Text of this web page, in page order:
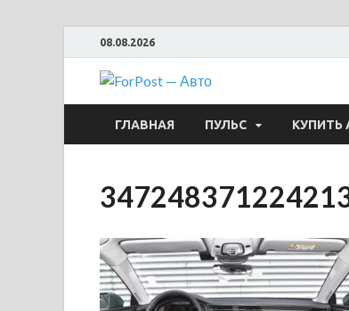
08.08.2026
ГЛАВНАЯ ПУЛЬС КУПИТЬ